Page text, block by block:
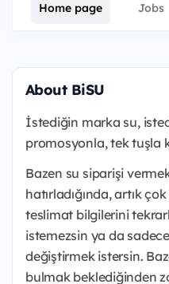
Home page Jobs
About BiSU
İstediğin marka su,
promosyonla, tek tuşla
Bazen su siparişi
hatırladığında, artık
teslimat bilgilerini
istemezsin ya da
değiştirmek istersin.
bulmak beklediğinden